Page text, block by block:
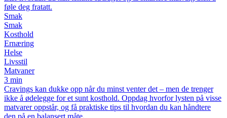
føle deg fratatt.
Smak
Smak
Kosthold
Ernæring
Helse
Livsstil
Matvaner
3 min
Cravings kan dukke opp når du minst venter det – men de trenger
ikke å ødelegge for et sunt kosthold. Oppdag hvorfor lysten på visse
matvarer oppstår, og få praktiske tips til hvordan du kan håndtere